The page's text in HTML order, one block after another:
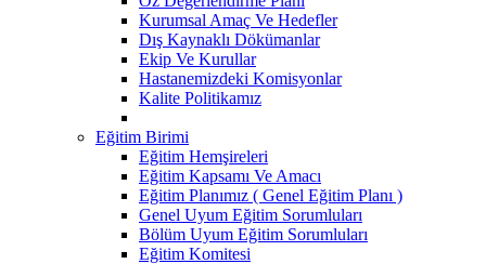
Kurumsal Amaç Ve Hedefler
Dış Kaynaklı Dökümanlar
Ekip Ve Kurullar
Hastanemizdeki Komisyonlar
Kalite Politikamız
Eğitim Birimi
Eğitim Hemşireleri
Eğitim Kapsamı Ve Amacı
Eğitim Planımız ( Genel Eğitim Planı )
Genel Uyum Eğitim Sorumluları
Bölüm Uyum Eğitim Sorumluları
Eğitim Komitesi